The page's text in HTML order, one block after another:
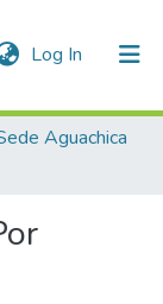
Log In (current)
Aguachica